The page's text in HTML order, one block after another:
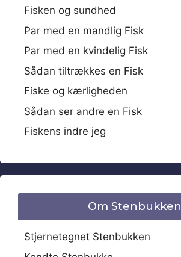
Fisken og sundhed
Par med en mandlig Fisk
Par med en kvindelig Fisk
Sådan tiltrækkes en Fisk
Fiske og kærligheden
Sådan ser andre en Fisk
Fiskens indre jeg
Om Stenbukken
Stjernetegnet Stenbukken